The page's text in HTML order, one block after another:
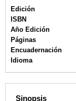
Edición
ISBN
Año Edición
Páginas
Encuadernación
Idioma
Sinopsis